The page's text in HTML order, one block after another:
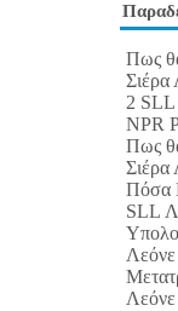
Πως
Σιέρα
2 SLL
NPR
Πως
Σιέρα
Πόσα
SLL